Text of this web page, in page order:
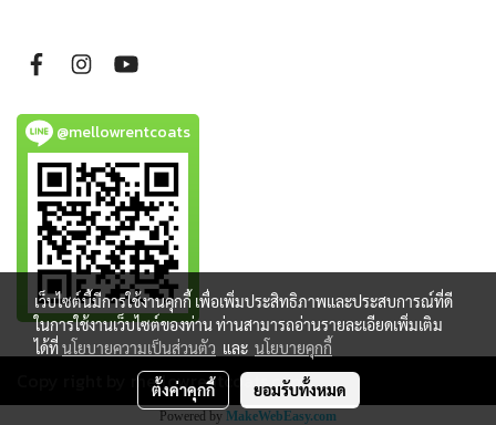
@mellowrentcoats
Copy right by mellowrentcoats.com
Powered by MakeWebEasy.com
เว็บไซต์นี้มีการใช้งานคุกกี้ เพื่อเพิ่มประสิทธิภาพและประสบการณ์ที่ดี
ในการใช้งานเว็บไซต์ของท่าน ท่านสามารถอ่านรายละเอียดเพิ่มเติม
ได้ที่นโยบายความเป็นส่วนตัว และ นโยบายคุกกี้
ตั้งค่าคุกกี้ ยอมรับทั้งหมด